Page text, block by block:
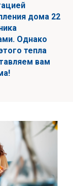
дома 22
Однако
тепла
вам